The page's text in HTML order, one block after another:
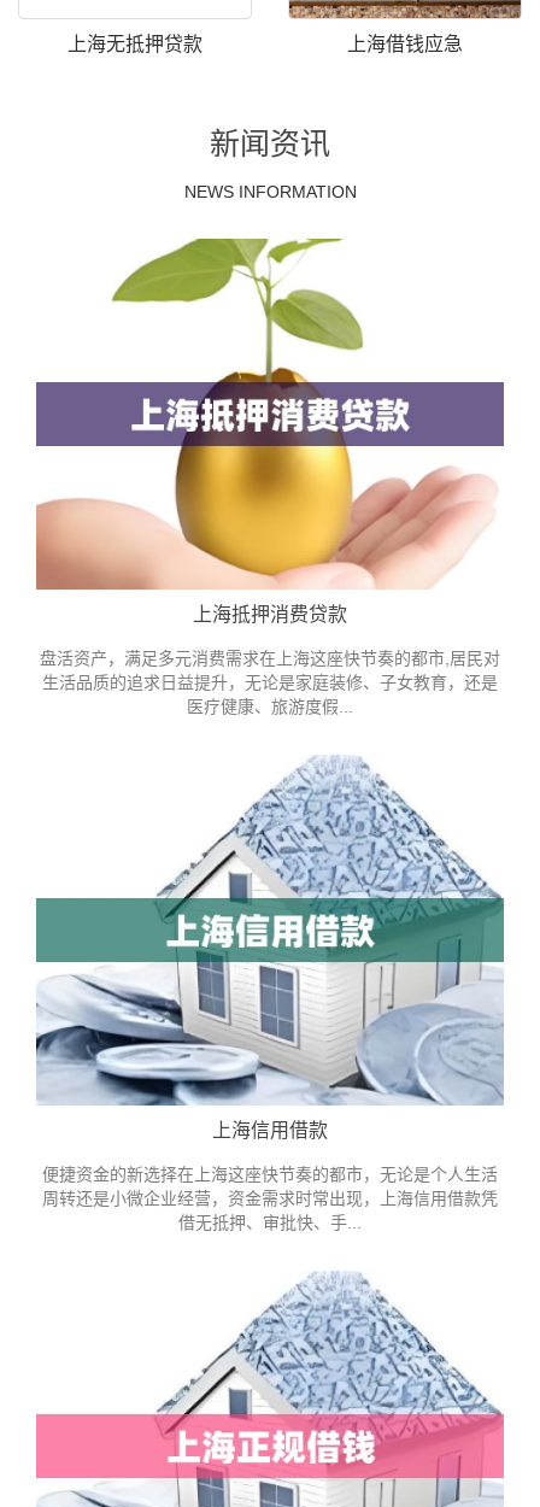
上海无抵押贷款 上海借钱应急
新闻资讯
NEWS INFORMATION
上海抵押消费贷款
盘活资产，满足多元消费需求在上海这座快节奏的都市,居民对
生活品质的追求日益提升，无论是家庭装修、子女教育，还是
医疗健康、旅游度假...
上海信用借款
便捷资金的新选择在上海这座快节奏的都市，无论是个人生活
周转还是小微企业经营，资金需求时常出现，上海信用借款凭
借无抵押、审批快、手...